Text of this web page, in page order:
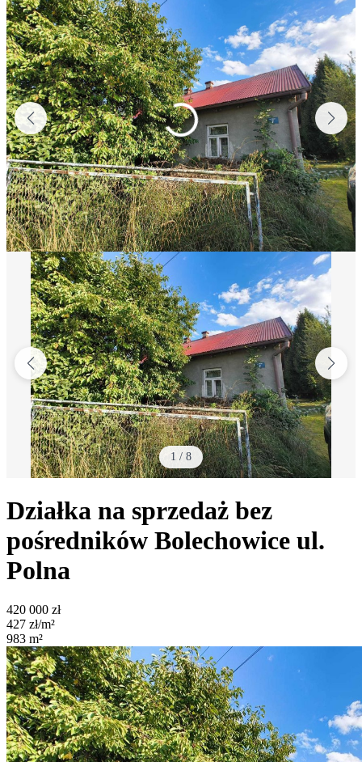
1 / 8
Działka na sprzedaż bez
pośredników Bolechowice ul.
Polna
420 000 zł
427 zł/m²
983 m²